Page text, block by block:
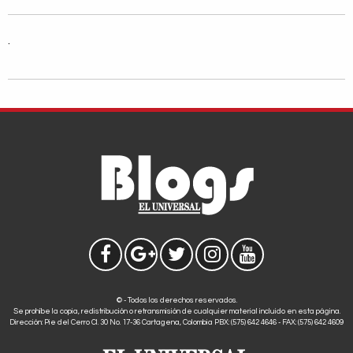
© - Todos los derechos reservados.
Se prohíbe la copia, redistribución o retransmisión de cualquier material incluido en esta página.
Dirección: Pie del Cerro Cl. 30 No. 17-36 Cartagena, Colombia PBX: (575) 642 4646 - FAX: (575) 642 4609